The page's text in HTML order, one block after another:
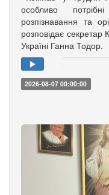
особливо
розпізнавання та
розповідає секретар
Україні Ганна Тодор.
2026-08-07 00:00:00